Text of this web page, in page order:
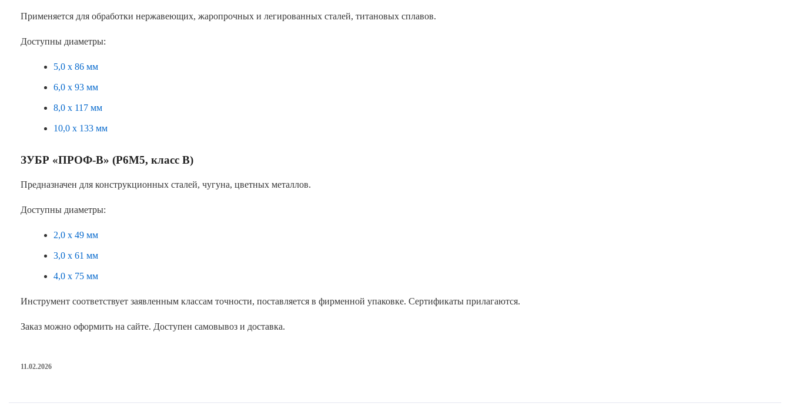
Применяется для обработки нержавеющих, жаропрочных и легированных сталей, титановых сплавов.
Доступны диаметры:
5,0 х 86 мм
6,0 х 93 мм
8,0 х 117 мм
10,0 х 133 мм
ЗУБР «ПРОФ-В» (Р6М5, класс В)
Предназначен для конструкционных сталей, чугуна, цветных металлов.
Доступны диаметры:
2,0 х 49 мм
3,0 х 61 мм
4,0 х 75 мм
Инструмент соответствует заявленным классам точности, поставляется в фирменной упаковке. Сертификаты прилагаются.
Заказ можно оформить на сайте. Доступен самовывоз и доставка.
11.02.2026